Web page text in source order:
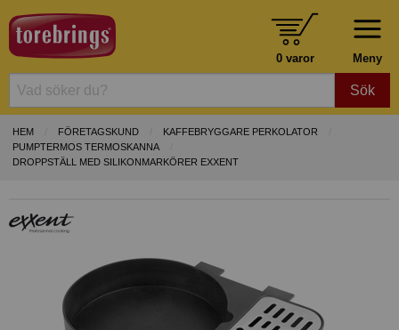
Meny
0 varor
Sök
HEM FÖRETAGSKUND
KAFFEBRYGGARE PERKOLATOR
PUMPTERMOS TERMOSKANNA
DROPPSTÄLL MED SILIKONMARKÖRER EXXENT